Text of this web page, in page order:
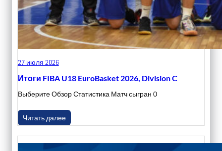
27 июля 2026
Итоги FIBA U18 EuroBasket 2026, Division C
Выберите Обзор Статистика Матч сыгран 0
Читать далее